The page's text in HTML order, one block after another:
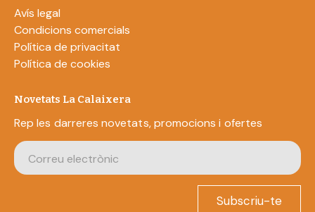
Avís legal
Condicions comercials
Política de privacitat
Política de cookies
Novetats La Calaixera
Rep les darreres novetats, promocions i ofertes
Subscriu-te